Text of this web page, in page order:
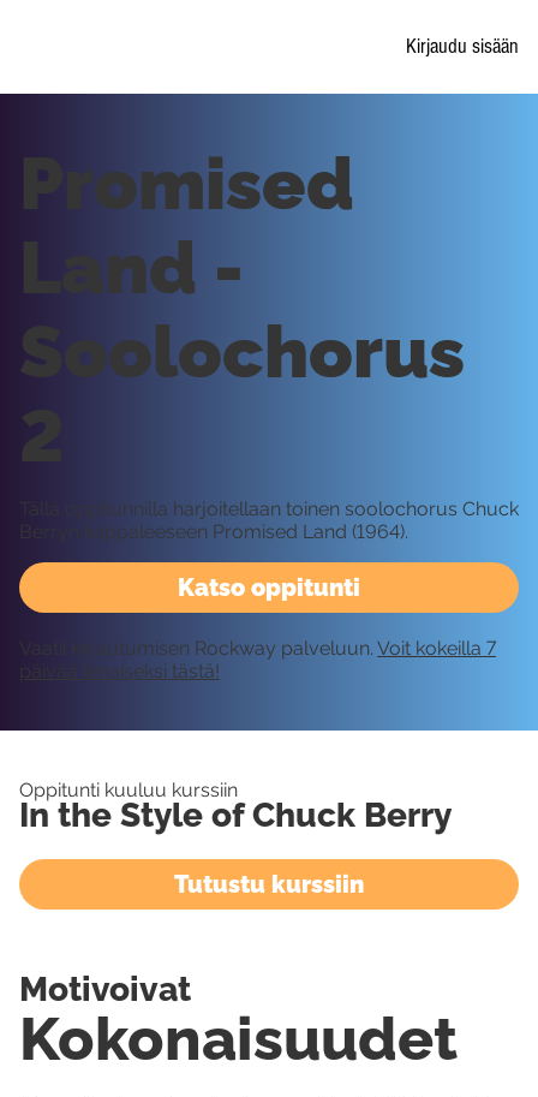
Kirjaudu sisään
Katso oppitunti
Promised
Land -
Soolochorus
2
Tällä oppitunnilla harjoitellaan toinen soolochorus Chuck
Berryn kappaleeseen Promised Land (1964).
Vaatii kirjautumisen Rockway palveluun. Voit kokeilla 7
päivää ilmaiseksi tästä!
Oppitunti kuuluu kurssiin
In the Style of Chuck Berry
Tutustu kurssiin
Kokonaisuudet
Motivoivat